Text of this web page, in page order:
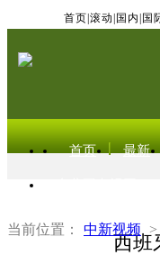
首页 滚动 国内 国
首页 最新
当前位置： 中新视频 >
西班